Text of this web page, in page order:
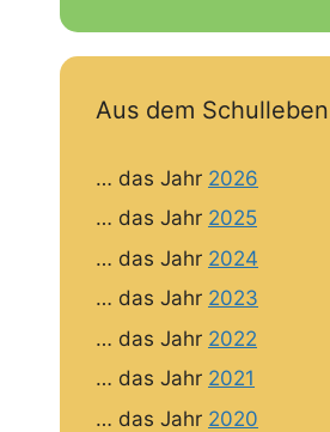
Aus dem Schulleben
… das Jahr 2026
… das Jahr 2025
… das Jahr 2024
… das Jahr 2023
… das Jahr 2022
… das Jahr 2021
… das Jahr 2020